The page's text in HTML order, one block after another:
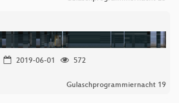
2019-06-01
572
Gulaschprogrammiernacht 19